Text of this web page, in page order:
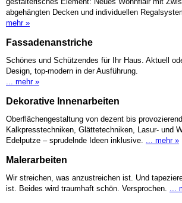
abgehängten Decken und individuellen
mehr »
Fassadenanstriche
Schönes und Schützendes für Ihr Haus. Aktuell
Design, top-modern in der Ausführung.
... mehr »
Dekorative Innenarbeiten
Oberflächengestaltung von dezent bis
Kalkpresstechniken, Glättetechniken, Lasur- und
Edelputze – sprudelnde Ideen inklusive. ... mehr »
Malerarbeiten
Wir streichen, was anzustreichen ist. Und
ist. Beides wird traumhaft schön. Versprochen. ...